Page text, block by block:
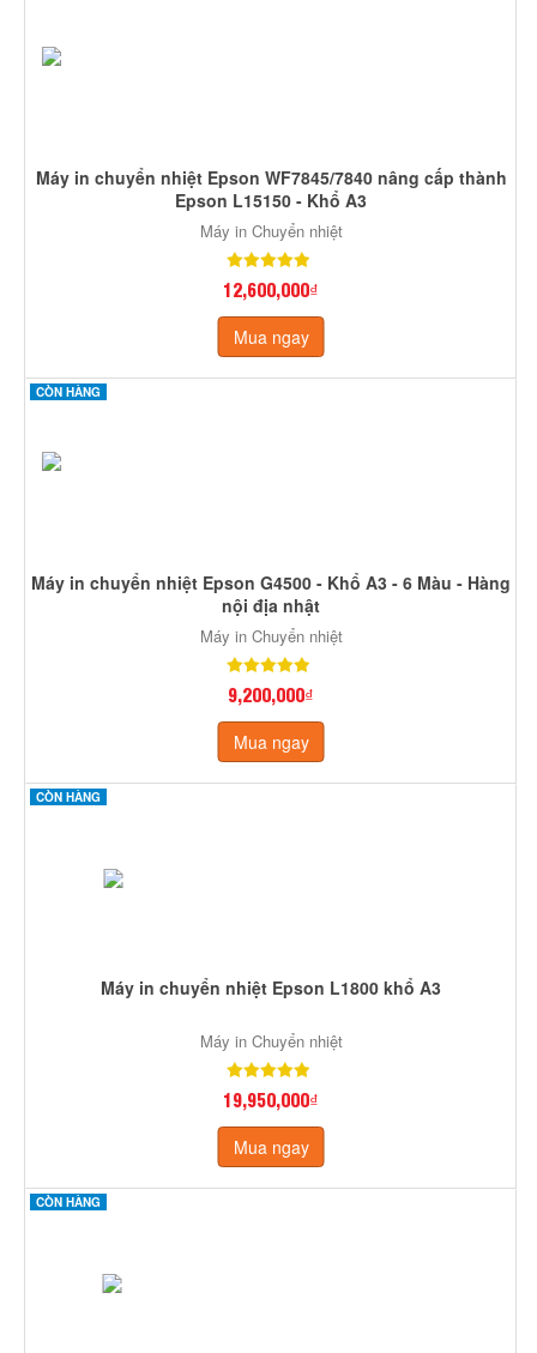
Máy in chuyển nhiệt Epson WF7845/7840 nâng cấp thành
Epson L15150 - Khổ A3
Máy in Chuyển nhiệt
12,600,000₫
Mua ngay
CÒN HÀNG
Máy in chuyển nhiệt Epson G4500 - Khổ A3 - 6 Màu - Hàng
nội địa nhật
Máy in Chuyển nhiệt
9,200,000₫
Mua ngay
CÒN HÀNG
Máy in chuyển nhiệt Epson L1800 khổ A3
Máy in Chuyển nhiệt
19,950,000₫
Mua ngay
CÒN HÀNG